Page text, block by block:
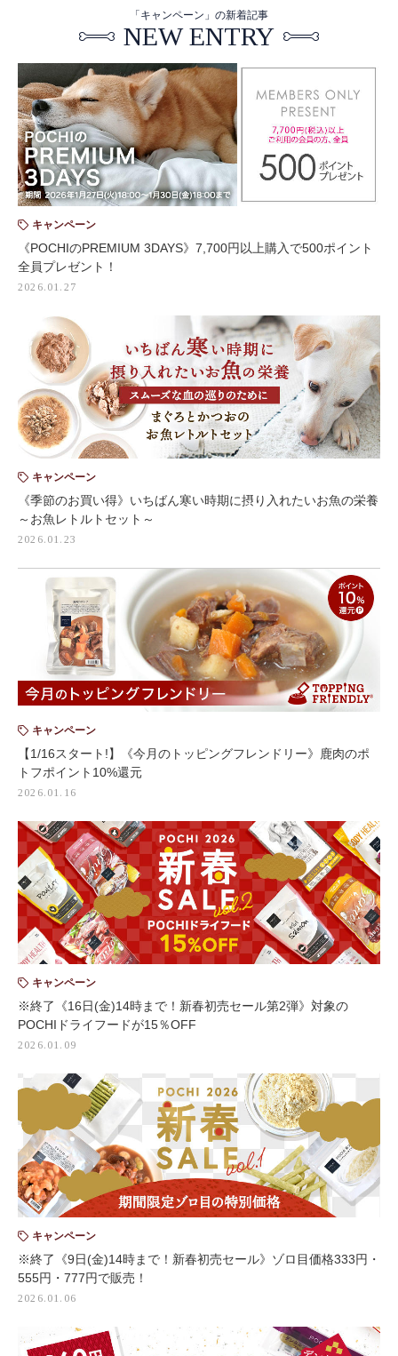
「キャンペーン」の新着記事
NEW ENTRY
キャンペーン
《POCHIのPREMIUM 3DAYS》7,700円以上購入で500ポイント
全員プレゼント！
2026.01.27
キャンペーン
《季節のお買い得》いちばん寒い時期に摂り入れたいお魚の栄養
～お魚レトルトセット～
2026.01.23
キャンペーン
【1/16スタート!】《今月のトッピングフレンドリー》鹿肉のポ
トフポイント10%還元
2026.01.16
キャンペーン
※終了《16日(金)14時まで！新春初売セール第2弾》対象の
POCHIドライフードが15％OFF
2026.01.09
キャンペーン
※終了《9日(金)14時まで！新春初売セール》ゾロ目価格333円・
555円・777円で販売！
2026.01.06